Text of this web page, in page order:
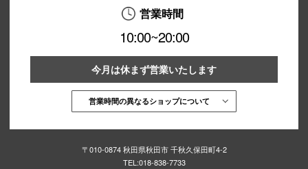
営業時間
10:00~20:00
今月は休まず営業いたします
営業時間の異なるショップについて
〒010-0874 秋田県秋田市 千秋久保田町4-2
TEL:018-838-7733